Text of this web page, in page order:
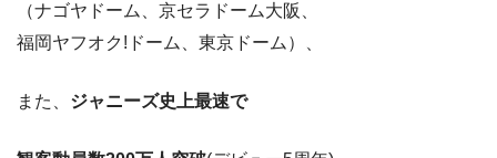
（ナゴヤドーム、京セラドーム大阪、
福岡ヤフオク!ドーム、東京ドーム）、
また、 ジャニーズ史上最速で